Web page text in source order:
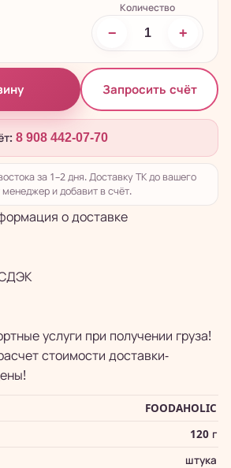
Количество
− +
Запросить счёт
8 908 442-07-70
за 1–2 дня. Доставку ТК до вашего
менеджер и добавит в счёт.
о доставке
услуги при получении груза!
стоимости доставки-
FOODAHOLIC
120 г
штука